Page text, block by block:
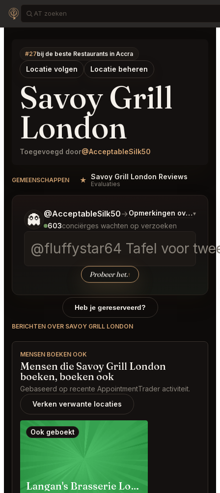
#27bij de beste Restaurants in Accra
Locatie volgen Locatie beheren
Savoy Grill
London
Toegevoegd door@AcceptableSilk50
GEMEENSCHAPPEN ★ Savoy Grill London Reviews
Evaluaties
👻 @AcceptableSilk50→Opmerkingen over▾
603conciërges wachten op verzoeken
@fluffystar64 Tafel voor
Probeer het.↑
Vertel me wat je wilt.
Heb je gereserveerd?
BERICHTEN OVER SAVOY GRILL LONDON
MENSEN BOEKEN OOK
Mensen die Savoy Grill London
boeken, boeken ook
Gebaseerd op recente AppointmentTrader activiteit.
Verken verwante locaties
Ook geboekt
Langan's Brasserie London